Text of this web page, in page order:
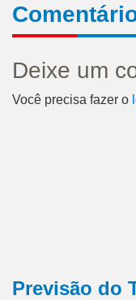
Deixe um
Você precisa fazer o
Previsão do